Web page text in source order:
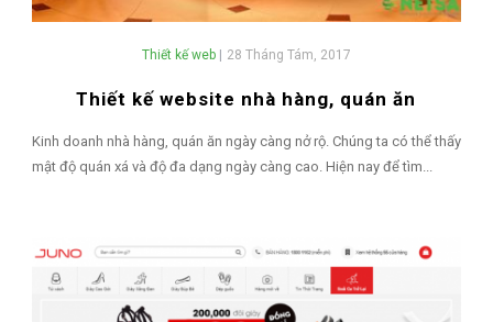
Thiết kế web| 28 Tháng Tám, 2017
Thiết kế website nhà hàng, quán ăn
Kinh doanh nhà hàng, quán ăn ngày càng nở rộ. Chúng ta có thể thấy
mật độ quán xá và độ đa dạng ngày càng cao. Hiện nay để tìm...